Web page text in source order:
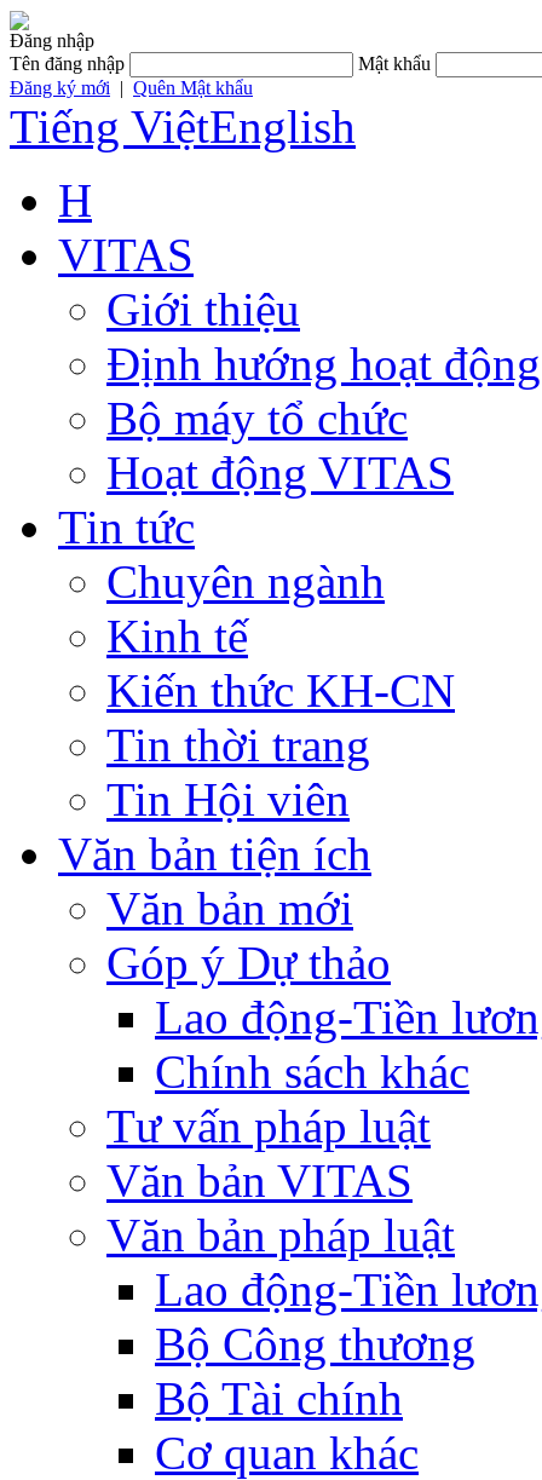
Đăng nhập
Tên đăng nhập
Mật khẩu
Đăng ký mới | Quên Mật khẩu
Tiếng ViệtEnglish
H
VITAS
Giới thiệu
Định hướng hoạt động
Bộ máy tổ chức
Hoạt động VITAS
Tin tức
Chuyên ngành
Kinh tế
Kiến thức KH-CN
Tin thời trang
Tin Hội viên
Văn bản tiện ích
Văn bản mới
Góp ý Dự thảo
Lao động-Tiền
Chính sách khác
Tư vấn pháp luật
Văn bản VITAS
Văn bản pháp luật
Lao động-Tiền
Bộ Công thương
Bộ Tài chính
Cơ quan khác